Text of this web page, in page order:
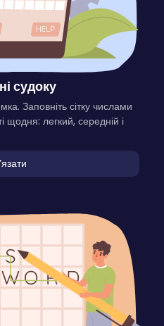
судоку
Заповніть сітку числами
щодня: легкий, середній і